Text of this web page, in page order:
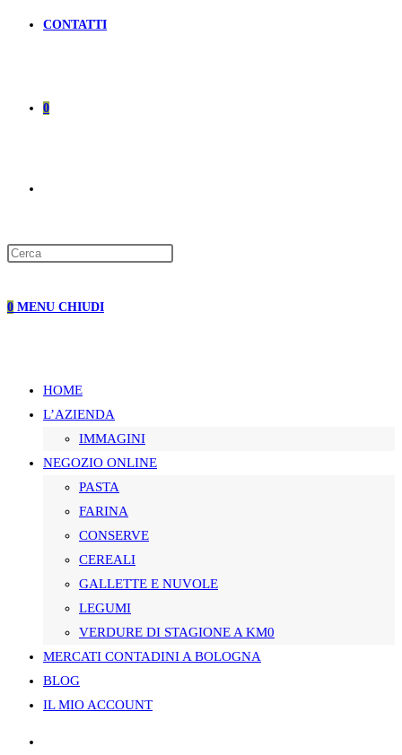
CONTATTI
0
SITO
WEB
0 MENU CHIUDI
HOME
L’AZIENDA
IMMAGINI
NEGOZIO ONLINE
PASTA
FARINA
CONSERVE
CEREALI
GALLETTE E NUVOLE
LEGUMI
VERDURE DI STAGIONE A KM0
MERCATI CONTADINI A BOLOGNA
BLOG
IL MIO ACCOUNT